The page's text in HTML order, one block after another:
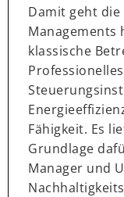
Damit geht die
Managements
klassische
Fähigkeit. Es
Grundlage
Manager und